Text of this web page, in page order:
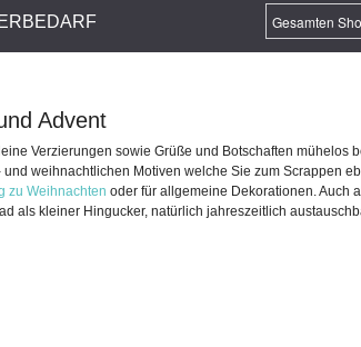
Advent
Verzierungen sowie Grüße und Botschaften mühelos
weihnachtlichen Motiven welche Sie zum Scrappen
zu Weihnachten oder für allgemeine Dekorationen. Auch
als kleiner Hingucker, natürlich jahreszeitlich